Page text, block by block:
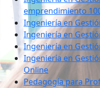
emprendimiento
Ingeniería en
Ingeniería en
Ingeniería en
Ingeniería en
Online
Pedagogía para